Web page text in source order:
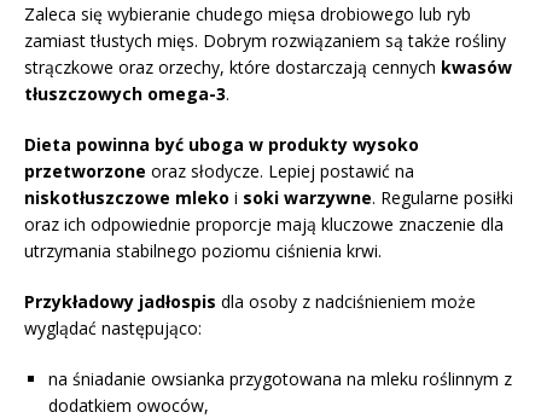
Zaleca się wybieranie chudego mięsa drobiowego lub ryb
zamiast tłustych mięs. Dobrym rozwiązaniem są także rośliny
strączkowe oraz orzechy, które dostarczają cennych kwasów
tłuszczowych omega-3.
Dieta powinna być uboga w produkty wysoko
przetworzone oraz słodycze. Lepiej postawić na
niskotłuszczowe mleko i soki warzywne. Regularne posiłki
oraz ich odpowiednie proporcje mają kluczowe znaczenie dla
utrzymania stabilnego poziomu ciśnienia krwi.
Przykładowy jadłospis dla osoby z nadciśnieniem może
wyglądać następująco:
na śniadanie owsianka przygotowana na mleku roślinnym z
dodatkiem owoców,